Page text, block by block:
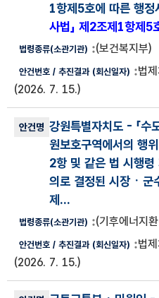
1항제5호에 따른 행정
사법」 제2조제1항제5
(보건복지부)
법
(2026. 7. 15.)
강원특별자치도 - 「수
원보호구역에서의 행
2항 및 같은 법 시행
의로 결정된 시장ㆍ군
제...
(기후에너지
법
(2026. 7. 15.)